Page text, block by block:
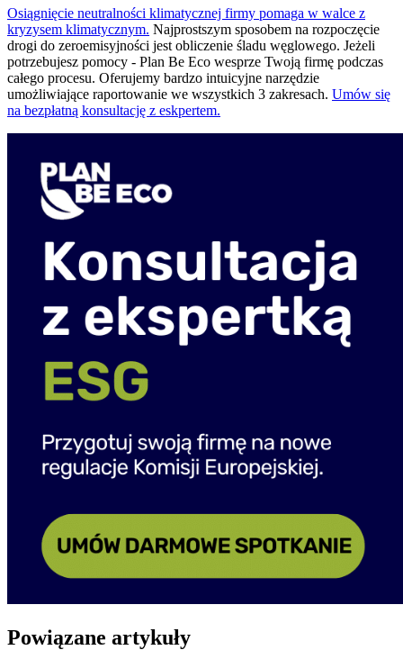
Osiągnięcie neutralności klimatycznej firmy pomaga w walce z
kryzysem klimatycznym. Najprostszym sposobem na rozpoczęcie
drogi do zeroemisyjności jest obliczenie śladu węglowego. Jeżeli
potrzebujesz pomocy - Plan Be Eco wesprze Twoją firmę podczas
całego procesu. Oferujemy bardzo intuicyjne narzędzie
umożliwiające raportowanie we wszystkich 3 zakresach. Umów się
na bezpłatną konsultację z eskpertem.
Powiązane artykuły